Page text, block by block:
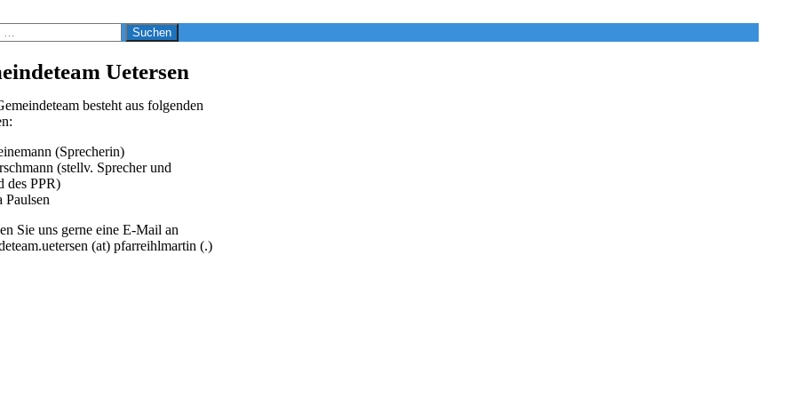
Uetersen
besteht aus folgenden
(Sprecherin)
(stellv. Sprecher und
des PPR)
Paulsen
Sie uns gerne eine E-Mail an
(at) pfarreihlmartin (.)